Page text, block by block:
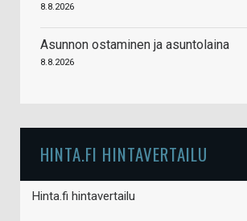
8.8.2026
Asunnon ostaminen ja asuntolaina
8.8.2026
HINTA.FI HINTAVERTAILU
Hinta.fi hintavertailu